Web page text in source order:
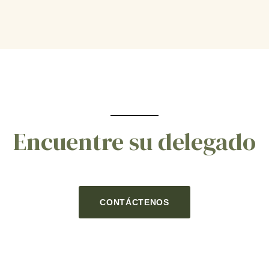
Encuentre su delegado
CONTÁCTENOS